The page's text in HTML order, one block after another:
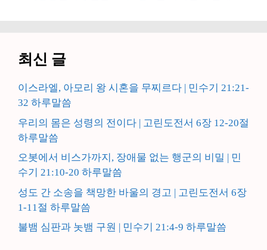
최신 글
이스라엘, 아모리 왕 시혼을 무찌르다 | 민수기 21:21-
32 하루말씀
우리의 몸은 성령의 전이다 | 고린도전서 6장 12-20절
하루말씀
오봇에서 비스가까지, 장애물 없는 행군의 비밀 | 민
수기 21:10-20 하루말씀
성도 간 소송을 책망한 바울의 경고 | 고린도전서 6장
1-11절 하루말씀
불뱀 심판과 놋뱀 구원 | 민수기 21:4-9 하루말씀